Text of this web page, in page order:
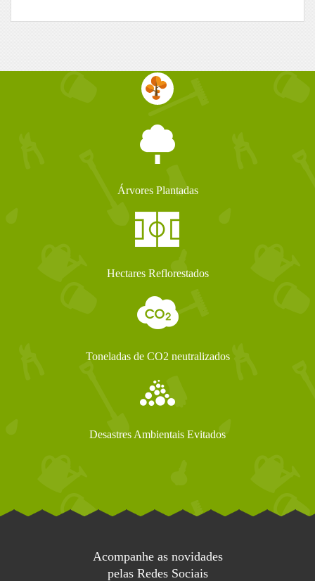
Árvores Plantadas
Hectares Reflorestados
Toneladas de CO2 neutralizados
Desastres Ambientais Evitados
Acompanhe as novidades
pelas Redes Sociais